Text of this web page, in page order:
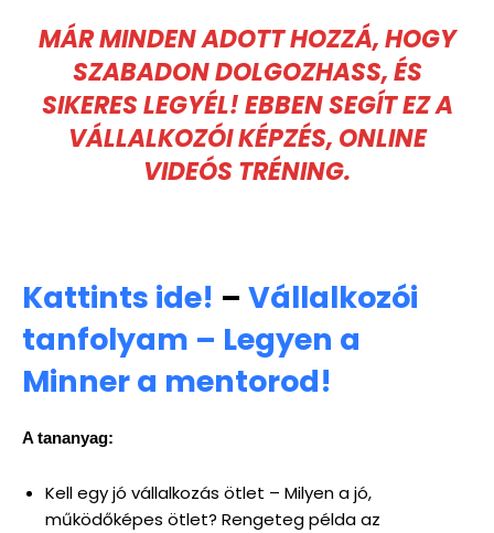
MÁR MINDEN ADOTT HOZZÁ, HOGY
SZABADON DOLGOZHASS, ÉS
SIKERES LEGYÉL! EBBEN SEGÍT EZ A
VÁLLALKOZÓI KÉPZÉS, ONLINE
VIDEÓS TRÉNING.
Kattints ide! – Vállalkozói
tanfolyam – Legyen a
Minner a mentorod!
A tananyag:
Kell egy jó vállalkozás ötlet – Milyen a jó,
működőképes ötlet? Rengeteg példa az